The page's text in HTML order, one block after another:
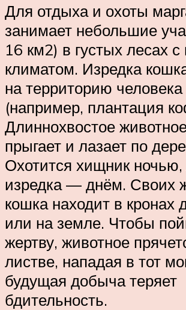
Для отдыха и охоты
занимает небольшие
16 км2) в густых лесах
климатом. Изредка
на территорию человека
(например, плантация
Длиннохвостое
прыгает и лазает по
Охотится хищник
изредка — днём. Своих
кошка находит в кронах
или на земле. Чтобы
жертву, животное
листве, нападая в тот
будущая добыча теряет
бдительность.